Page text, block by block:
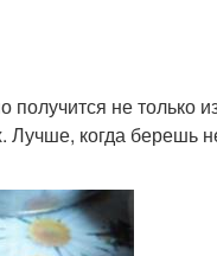
не только
Лучше, когда берешь